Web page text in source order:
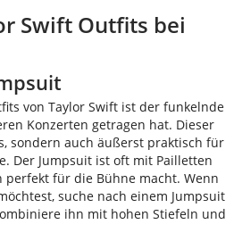
Swift Outfits bei
von Taylor Swift ist der funkelnde
Konzerten getragen hat. Dieser
sondern auch äußerst praktisch für
Der Jumpsuit ist oft mit Pailletten
perfekt für die Bühne macht. Wenn
suche nach einem Jumpsuit
ihn mit hohen Stiefeln und